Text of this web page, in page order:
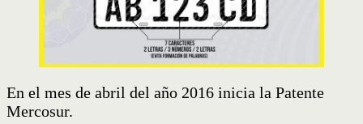
En el mes de abril del año 2016 inicia la Patente
Mercosur.